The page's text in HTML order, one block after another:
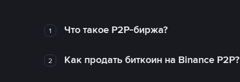
1 Что такое P2P-биржа?
2 Как продать биткоин на Binance P2P?